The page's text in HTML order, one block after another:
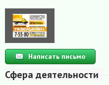
Написать письмо
Сфера деятельности